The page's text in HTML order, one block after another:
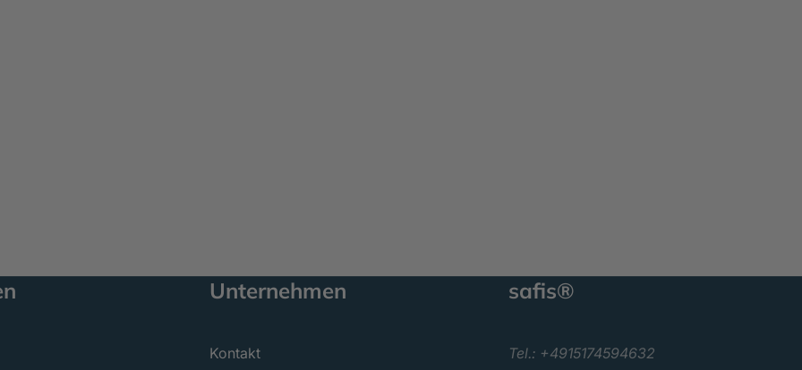
Unternehmen
Kontakt
safis®
Tel.: +4915174594632